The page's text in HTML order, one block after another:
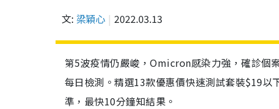
文: 梁穎心 2022.03.13
第5波疫情仍嚴峻，Omicron感染力強，確診個
每日檢測。精選13款優惠價快速測試套裝$19
準，最快10分鐘知結果。